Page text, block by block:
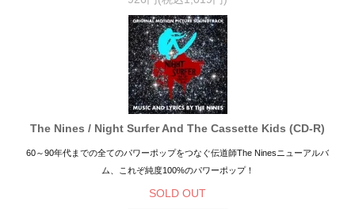
The Nines / Night Surfer And The Cassette Kids (CD-R)
60～90年代までの全てのパワーポップをつなぐ伝道師The Ninesニューアルバ
ム、これぞ純度100%のパワーポップ！
SOLD OUT